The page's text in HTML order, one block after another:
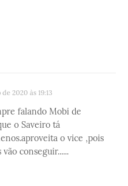
2020 às 19:13
falando Mobi de
o Saveiro tá
o vice ,pois
conseguir......